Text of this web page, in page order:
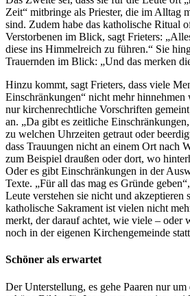
Zeit“ mitbringe als Priester, die im Alltag
sind. Zudem habe das katholische Ritual
Verstorbenen im Blick, sagt Frieters:
diese ins Himmelreich zu führen.“ Sie
Trauernden im Blick: „Und das merken
Hinzu kommt, sagt Frieters, dass viele
Einschränkungen“ nicht mehr
nur kirchenrechtliche Vorschriften
an. „Da gibt es zeitliche
zu welchen Uhrzeiten getraut oder
dass Trauungen nicht an einem Ort nach
zum Beispiel draußen oder dort, wo
Oder es gibt Einschränkungen in der
Texte. „Für all das mag es Gründe
Leute verstehen sie nicht und akzeptieren
katholische Sakrament ist vielen nicht
merkt, der darauf achtet, wie viele – oder
noch in der eigenen Kirchengemeinde
Schöner als erwartet
Der Unterstellung, es gehe Paaren nur